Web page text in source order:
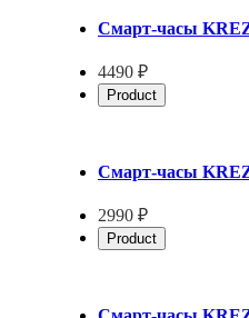
Смарт-часы
4490 ₽
Product
Смарт-часы
2990 ₽
Product